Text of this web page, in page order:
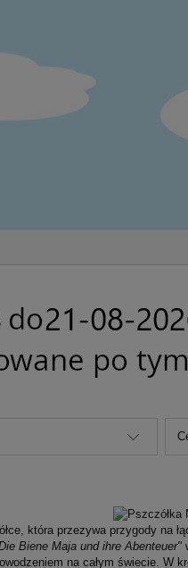
która przezywa przygody na
Biene Maja und ihre Abenteuer"
na całym świecie. W